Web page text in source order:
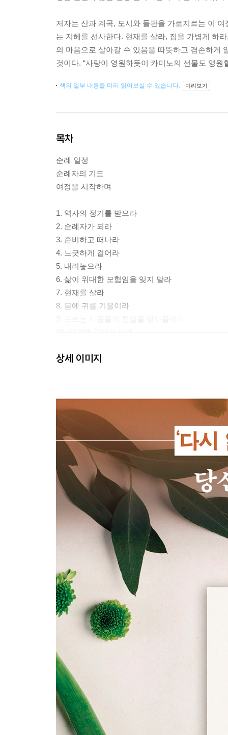
저자는 산과 계곡, 도시와 들판을 가로지르는 이
는 지혜를 선사한다. 현재를 살라, 짐을 가볍게 하
의 마음으로 살아갈 수 있음을 따뜻하고 겸손하게
것이다. “사랑이 영원하듯이 카미노의 선물도 영원
책의 일부 내용을 미리 읽어보실 수 있습니다. 미리보기
목차
순례 일정
순례자의 기도
여정을 시작하며
1. 역사의 정기를 받으라
2. 순례자가 되라
3. 준비하고 떠나라
4. 느긋하게 걸어라
5. 내려놓으라
6. 삶이 위대한 모험임을 잊지 말라
7. 현재를 살라
8. 몸에 귀를 기울이라
10. 역경에 굴하지 말라
12. 노숙자의 처지를 경험하라
15. 예고 없이 찾아오는 천사를 기대하라
16. 실망을 그냥 두지 말라
17. 고독을 음미하라
18. 유머 감각을 놓치지 말라
19. 길동무 하나님을 신뢰하라
20. 약함을 통해 겸손을 배우라
21. 현재의 우정을 향유하라
22. 짐을 가볍게 하라
23. 함께 가는 길동무와 보조를 맞추라
24. 인류의 웅성거림 속으로 들어가라
25. 멈추어 되돌아보라
노래
감사의 말
주
순례 및 산티아고 관련 자료
상세 이미지